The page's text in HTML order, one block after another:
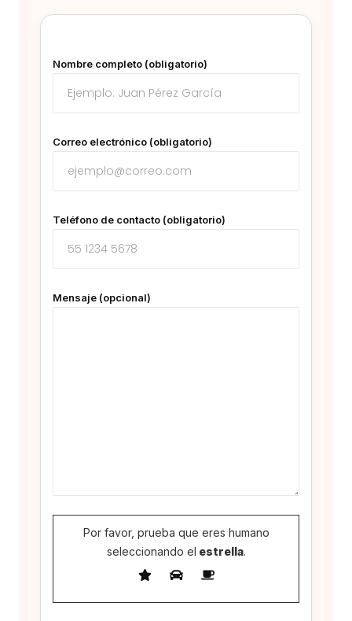
Nombre completo (obligatorio)
Correo electrónico (obligatorio)
Teléfono de contacto (obligatorio)
Mensaje (opcional)
Por favor, prueba que eres humano
seleccionando el estrella.